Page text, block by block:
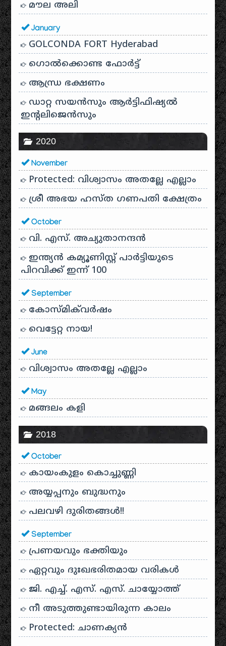
മൗല അലി
January
GOLCONDA FORT Hyderabad
ഗൊൽക്കൊണ്ട ഫോർട്ട്
ആന്ധ്ര ഭക്ഷണം
ഡാറ്റ സയൻസും ആർട്ടിഫിഷ്യൽ
ഇൻ്റലിജെൻസും
2020
November
Protected: വിശ്വാസം അതല്ലേ എല്ലാം
ശ്രീ അഭയ ഹസ്ത ഗണപതി ക്ഷേത്രം
October
വി. എസ്. അച്യുതാനന്ദൻ
ഇന്ത്യൻ കമ്യൂണിസ്റ്റ് പാർട്ടിയുടെ
പിറവിക്ക് ഇന്ന് 100
September
കോസ്മിക്‌വർഷം
വെട്ടേറ്റ നായ!
June
വിശ്വാസം അതല്ലേ എല്ലാം
May
മങ്ങലം കളി
2018
October
കായം‌കുളം കൊച്ചുണ്ണി
അയ്യപ്പനും ബുദ്ധനും
പലവഴി ദുരിതങ്ങൾ!!
September
പ്രണയവും ഭക്തിയും
ഏറ്റവും ദുഃഖഭരിതമായ വരികൾ
ജി. എച്ച്. എസ്. എസ്. ചായ്യോത്ത്
നീ അടുത്തുണ്ടായിരുന്ന കാലം
Protected: ചാണക്യന്‍